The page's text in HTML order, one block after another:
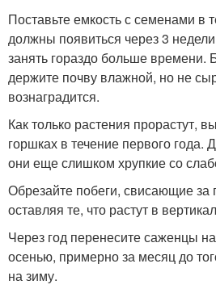
Поставьте емкость с семенами в
должны появиться через 3
занять гораздо больше времени.
держите почву влажной, но не
вознаградится.
Как только растения прорастут,
горшках в течение первого года.
они еще слишком хрупкие со
Обрезайте побеги, свисающие за
оставляя те, что растут в
Через год перенесите саженцы
осенью, примерно за месяц до
на зиму.